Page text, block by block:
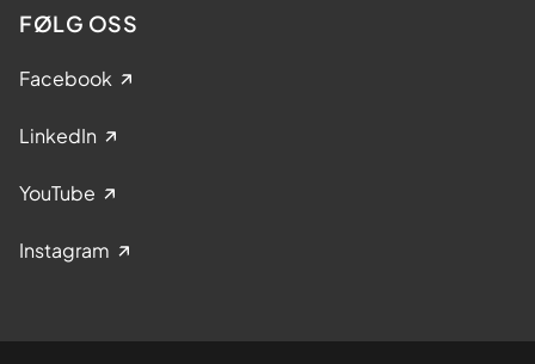
FØLG OSS
Facebook
LinkedIn
YouTube
Instagram